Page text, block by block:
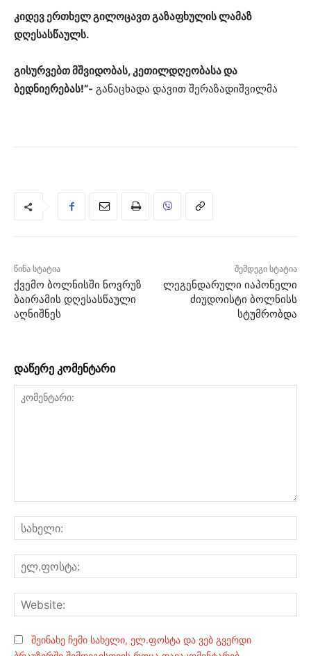
კიდევერთხელგილოცავთგაზაფხულისლამაზ
დღესასწაულს.
გისურვებთმშვიდობას,კეთილდღეობასადა
ბედნიერებას!“- განაცხადა დავით შერაზადიშვილმა
წინა სტატია
ქვემო ბოლნისში ნოვრუზ
ბაირამის დღესასწაული
აღნიშნეს
შემდეგი სტატია
ლეგენდარული იაპონელი
ძიუდოისტი ბოლნისს
სტუმრობდა
დაწერე კომენტარი
შეინახე ჩემი სახელი, ელ.ფოსტა და ვებ გვერდი